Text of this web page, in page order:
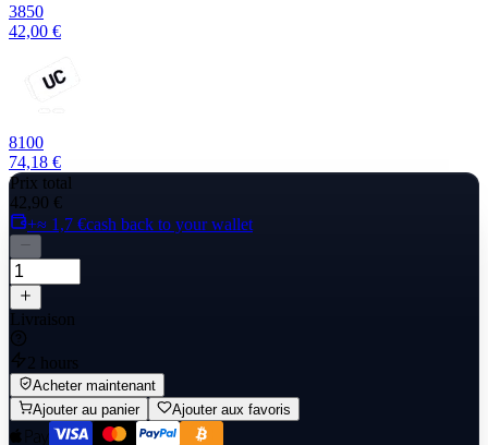
3850
42,00 €
8100
74,18 €
Prix total
42,90 €
+≈ 1,7 €cash back to your wallet
Livraison
2 hours
Acheter maintenant
Ajouter au panier
Ajouter aux favoris